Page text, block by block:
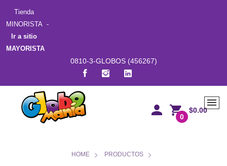
Tienda
MINORISTA -
Ir a sitio
MAYORISTA
0810-3-GLOBOS (456267)
$0.00
0
HOME PRODUCTOS